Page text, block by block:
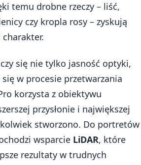
temu drobne rzeczy – liść,
czy kropla rosy – zyskują
się nie tylko jasność optyki,
w procesie przetwarzania
korzysta z obiektywu
przysłonie i największej
stworzono. Do portretów
wsparcie LiDAR, które
rezultaty w trudnych